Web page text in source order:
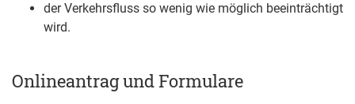
der Verkehrsfluss so wenig wie möglich beeinträchtigt
wird.
Onlineantrag und Formulare